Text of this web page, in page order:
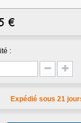
€
:
Expédié sous 21